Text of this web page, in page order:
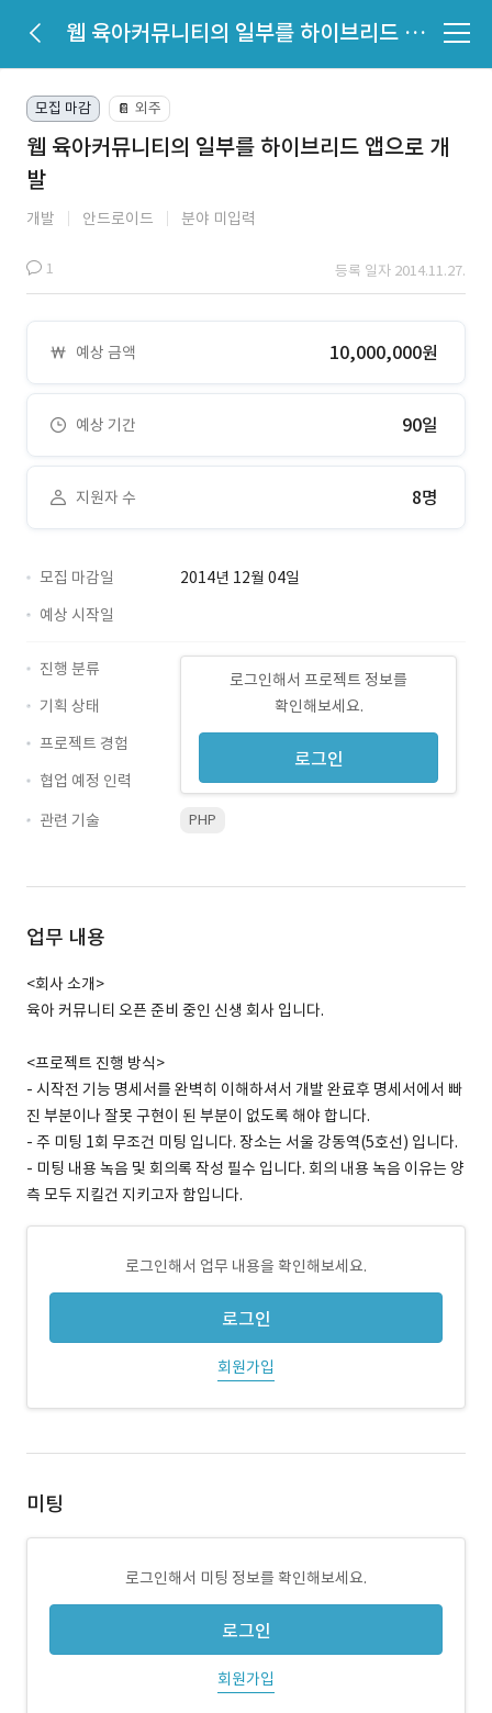
웹 육아커뮤니티의 일부를 하이브리드 앱으로 개발
모집 마감 📔 외주
웹 육아커뮤니티의 일부를 하이브리드 앱으로 개
발
개발 안드로이드 분야 미입력
1 등록 일자 2014.11.27.
예상 금액 10,000,000원
예상 기간 90일
지원자 수 8명
모집 마감일
2014년 12월 04일
예상 시작일
로그인해서 프로젝트 정보를
확인해보세요.
로그인
진행 분류
기획 상태
프로젝트 경험
협업 예정 인력
관련 기술
PHP
업무 내용
<회사 소개>
육아 커뮤니티 오픈 준비 중인 신생 회사 입니다.
<프로젝트 진행 방식>
- 시작전 기능 명세서를 완벽히 이해하셔서 개발 완료후 명세서에서 빠
진 부분이나 잘못 구현이 된 부분이 없도록 해야 합니다.
- 주 미팅 1회 무조건 미팅 입니다. 장소는 서울 강동역(5호선) 입니다.
- 미팅 내용 녹음 및 회의록 작성 필수 입니다. 회의 내용 녹음 이유는 양
측 모두 지킬건 지키고자 함입니다.
로그인해서 업무 내용을 확인해보세요.
로그인
회원가입
미팅
로그인해서 미팅 정보를 확인해보세요.
로그인
회원가입